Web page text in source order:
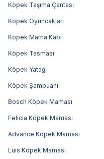
Köpek Taşıma Çantası
Köpek Oyuncakları
Köpek Mama Kabı
Köpek Tasması
Köpek Yatağı
Köpek Şampuanı
Bosch Köpek Maması
Felicia Köpek Maması
Advance Köpek Maması
Luis Köpek Maması